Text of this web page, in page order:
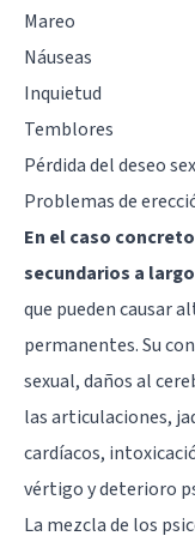
Mareo
Náuseas
Inquietud
Temblores
Pérdida del deseo
Problemas de
En el caso
secundarios a
que pueden causar
permanentes. Su
sexual, daños al
las articulaciones,
cardíacos,
vértigo y deterioro
La mezcla de los